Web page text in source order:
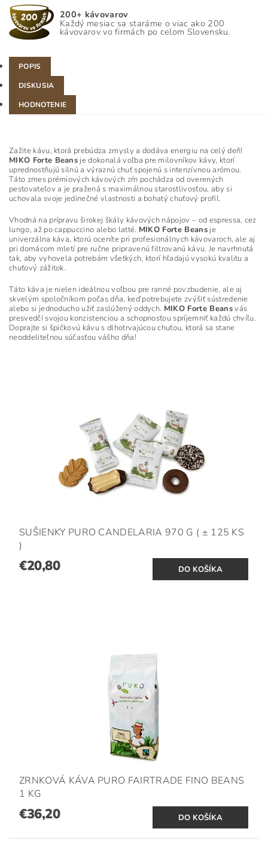
200+ kávovarov
Každý mesiac sa staráme o viac ako 200
kávovarov vo firmách po celom Slovensku.
POPIS
DISKUSIA
HODNOTENIE
Zažite kávu, ktorá prebúdza zmysly a dodáva energiu na celý deň!
MIKO Forte Beans je dokonalá voľba pre milovníkov kávy, ktorí
uprednostňujú silnú a výraznú chuť spojenú s intenzívnou arómou.
Táto zmes prémiových kávových zŕn pochádza od overených
pestovateľov a je pražená s maximálnou starostlivosťou, aby si
uchovala svoje jedinečné vlastnosti a bohatý chuťový profil.
Vhodná na prípravu širokej škály kávových nápojov – od espressa, cez
lungo, až po cappuccino alebo latté. MIKO Forte Beansje
univerzálna káva, ktorú oceníte pri profesionálnych kávovaroch, ale aj
pri domácom mletí pre ručne pripravenú filtrovanú kávu. Je navrhnutá
tak, aby vyhovela potrebám všetkých, ktorí hľadajú vysokú kvalitu a
chuťový zážitok.
Táto káva je nielen ideálnou voľbou pre ranné povzbudenie, ale aj
skvelým spoločníkom počas dňa, keď potrebujete zvýšiť sústredenie
alebo si jednoducho užiť zaslúžený oddych. MIKO Forte Beansvás
presvedčí svojou konzistenciou a schopnosťou spríjemniť každú chvíľu.
Doprajte si špičkovú kávu s dlhotrvajúcou chuťou, ktorá sa stane
neoddeliteľnou súčasťou vášho dňa!
SUŠIENKY PURO CANDELARIA 970 G ( ± 125 KS
)
€20,80
ZRNKOVÁ KÁVA PURO FAIRTRADE FINO BEANS
1 KG
€36,20